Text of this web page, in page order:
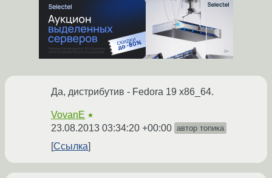
Да, дистрибутив - Fedora 19 x86_64.
VovanE ★
23.08.2013 03:34:20 +00:00 автор топика
Ссылка